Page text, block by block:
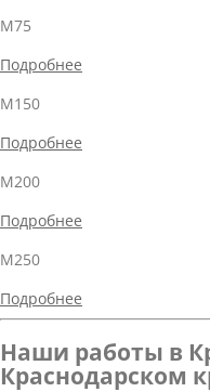
М75
Подробнее
М150
Подробнее
М200
Подробнее
М250
Подробнее
Наши работы в
Краснодарском